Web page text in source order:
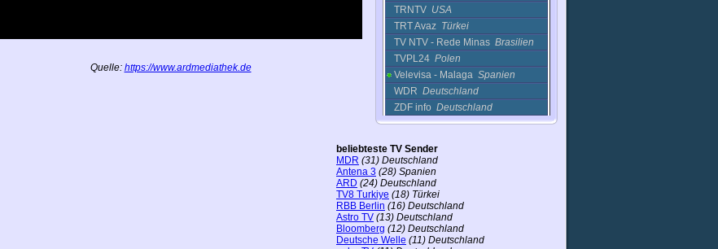
Quelle: https://www.ardmediathek.de
TRNTV USA
TRT Avaz Türkei
TV NTV - Rede Minas Brasilien
TVPL24 Polen
Velevisa - Malaga Spanien
WDR Deutschland
ZDF info Deutschland
ZDF neoDeutschland
Spiele
Sport
Unterhaltung
beliebteste TV Sender
MDR (31) Deutschland
Antena 3 (28) Spanien
ARD (24) Deutschland
TV8 Turkiye (18) Türkei
RBB Berlin (16) Deutschland
Astro TV (13) Deutschland
Bloomberg (12) Deutschland
Deutsche Welle (11) Deutschland